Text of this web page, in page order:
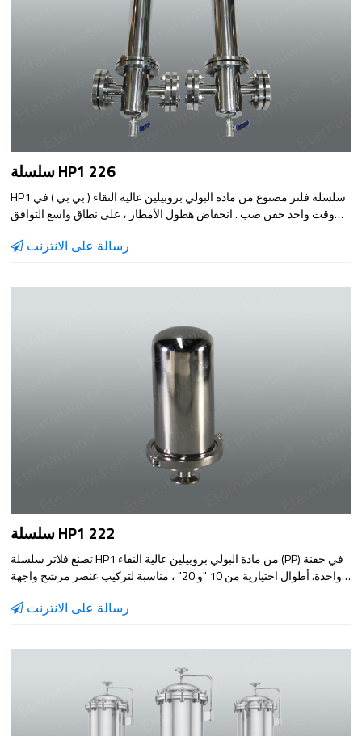
سلسلة HP1 226
HP1 سلسلة فلتر مصنوع من مادة البولي بروبيلين عالية النقاء ( بي بي ) في
وقت واحد حقن صب . انخفاض هطول الأمطار ، على نطاق واسع التوافق
مختلف السوائل .
رسالة على الانترنت
سلسلة HP1 222
تصنع فلاتر سلسلة HP1 من مادة البولي بروبيلين عالية النقاء (PP) في حقنة
واحدة. أطوال اختيارية من 10 "و 20" ، مناسبة لتركيب عنصر مرشح واجهة
رسالة على الانترنت